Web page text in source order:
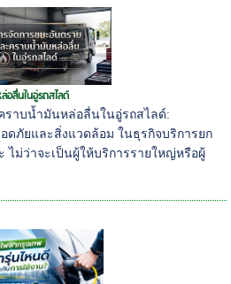
อลื่นในอู่รถสไลด์
ราบน้ำมันหล่อลื่นในอู่รถสไลด์:
ดภัยและสิ่งแวดล้อม ในธุรกิจบริการยก
ไม่ว่าจะเป็นผู้ให้บริการรายใหญ่หรือผู้